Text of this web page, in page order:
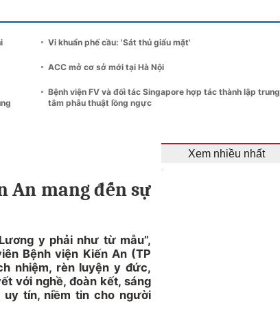
Vi khuẩn phế cầu: 'Sát thủ giấu mặt'
ACC mở cơ sở mới tại Hà Nội
Bệnh viện FV và đối tác Singapore hợp tác thành lập trung
tâm phẫu thuật lồng ngực
An mang đến sự
y phải như từ mẫu”,
Bệnh viện Kiến An (TP
nhiệm, rèn luyện y đức,
với nghề, đoàn kết, sáng
tín, niềm tin cho người
Xem nhiều nhất